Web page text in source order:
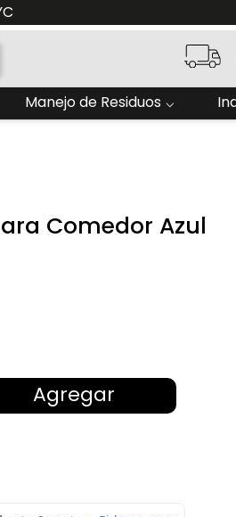
Manejo de Residuos
Comedor Azul
Agregar